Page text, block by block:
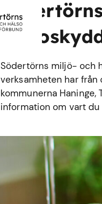
Södertörns miljö- och
verksamheten har
kommunerna Haninge,
information om vart